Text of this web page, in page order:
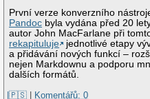
První verze konverzního
Pandoc byla vydána před 20
autor John MacFarlane při
rekapituluje
jednotlivé etapy
a přidávání nových funkcí –
nejen Markdownu a podporu
dalších formátů.
|🇵🇸 | Komentářů: 0